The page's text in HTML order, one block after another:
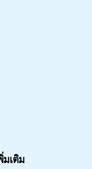
มเติม